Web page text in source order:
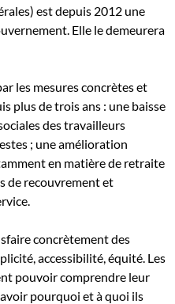
est depuis 2012 une
Elle le demeurera
les mesures concrètes et
plus de trois ans : une baisse
des travailleurs
; une amélioration
en matière de retraite
de recouvrement et
concrètement des
accessibilité, équité. Les
pouvoir comprendre leur
pourquoi et à quoi ils